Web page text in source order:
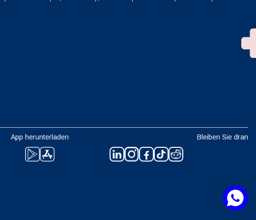
App herunterladen Bleiben Sie dran